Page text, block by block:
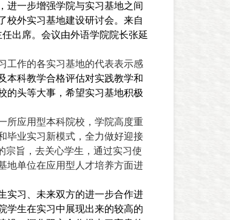
进一步增强学院与实习基地之间
校外实习基地建设研讨会。 来自
出席。会议由外语学院院长张延
工作的各实习基地的代表表示感
本科教学合格评估对实践教学和
的头等大事，希望实习基地积极
所应用型本科院校，学院高度重
毕业实习新模式，全力做好迎接
宗旨，去关心学生，通过实习使
地单位在应用型人才培养方面进
实习、未来双方的进一步合作进
学生在实习中展现出来的较高的